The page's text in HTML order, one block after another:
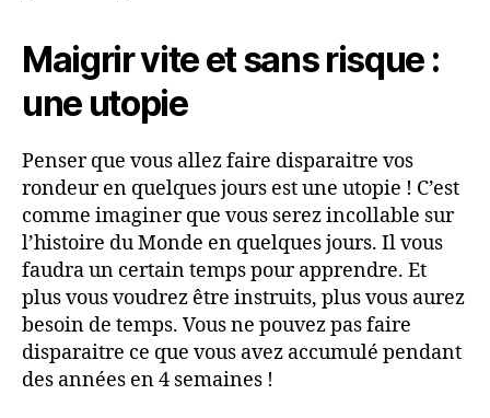
Maigrir vite et sans risque :
une utopie
Penser que vous allez faire disparaitre vos
rondeur en quelques jours est une utopie ! C’est
comme imaginer que vous serez incollable sur
l’histoire du Monde en quelques jours. Il vous
faudra un certain temps pour apprendre. Et
plus vous voudrez être instruits, plus vous aurez
besoin de temps. Vous ne pouvez pas faire
disparaitre ce que vous avez accumulé pendant
des années en 4 semaines !